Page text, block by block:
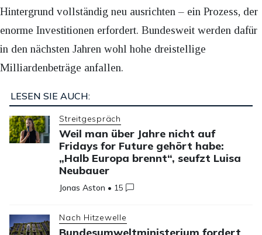
Hintergrund vollständig neu ausrichten – ein Prozess, der
enorme Investitionen erfordert. Bundesweit werden dafür
in den nächsten Jahren wohl hohe dreistellige
Milliardenbeträge anfallen.
LESEN SIE AUCH:
Streitgespräch
Weil man über Jahre nicht auf
Fridays for Future gehört habe:
„Halb Europa brennt“, seufzt Luisa
Neubauer
Jonas Aston • 15
Nach Hitzewelle